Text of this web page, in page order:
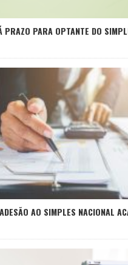
PRAZO PARA OPTANTE DO
AO SIMPLES NACIONAL